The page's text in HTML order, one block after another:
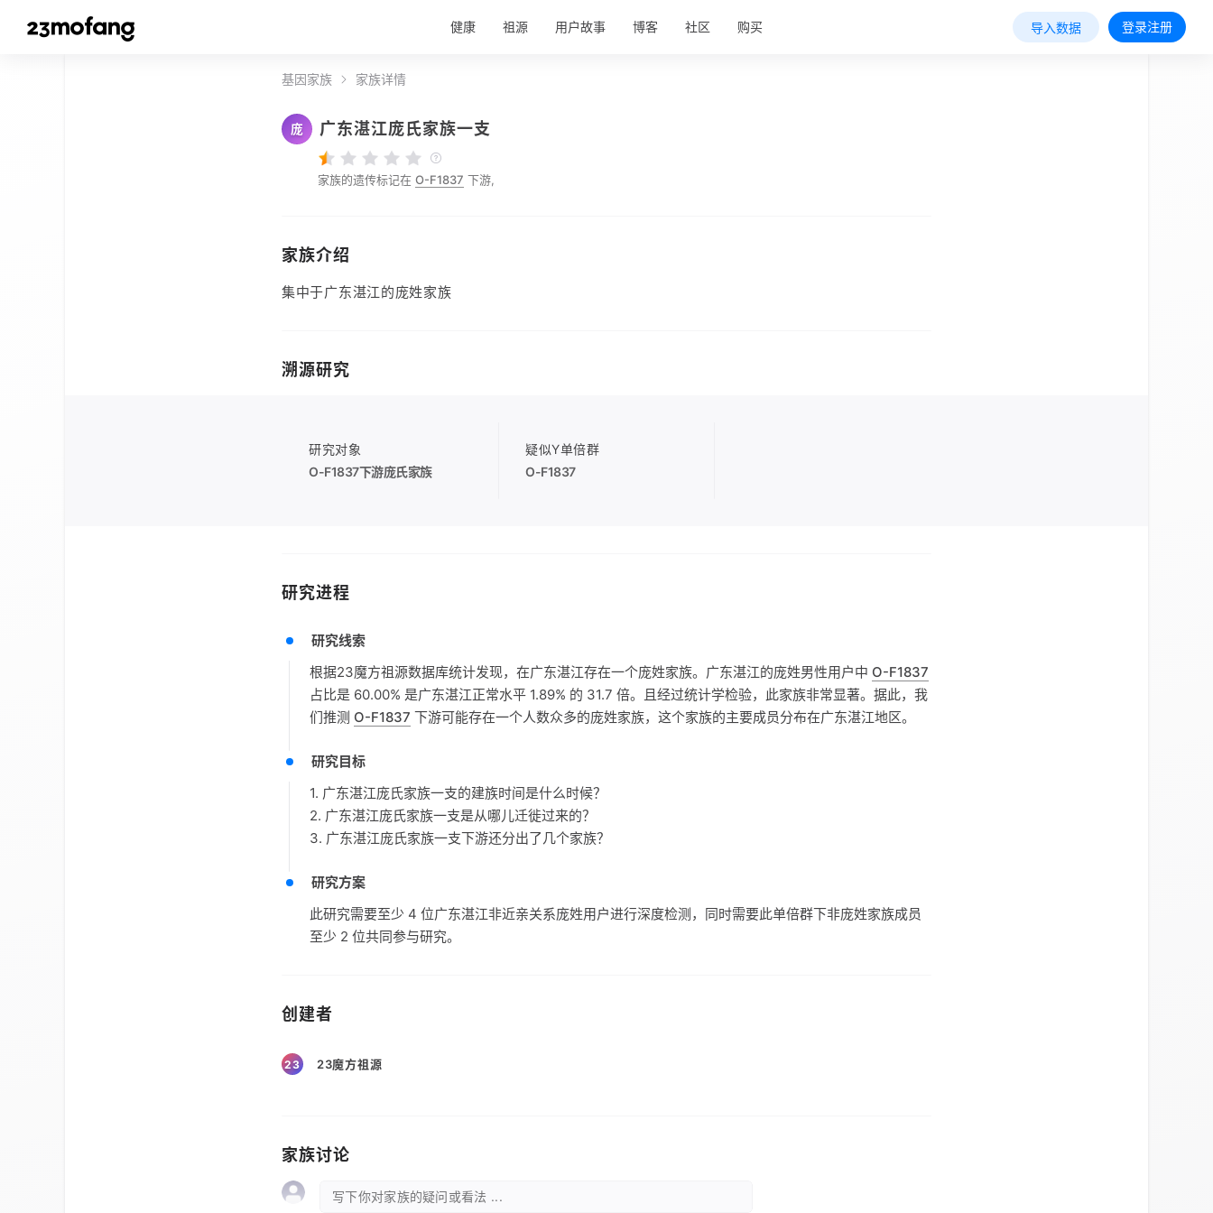
健康 祖源 用户故事 博客 社区 购买 导入数据 登录注册
基因家族 家族详情
庞 广东湛江庞氏家族一支
家族的遗传标记在 O-F1837 下游,
家族介绍
集中于广东湛江的庞姓家族
溯源研究
研究对象
O-F1837下游庞氏家族
疑似Y单倍群
O-F1837
研究进程
研究线索
根据23魔方祖源数据库统计发现，在广东湛江存在一个庞姓家族。广东湛江的庞姓男性用户中 O-F1837
占比是 60.00% 是广东湛江正常水平 1.89% 的 31.7 倍。且经过统计学检验，此家族非常显著。据此，我
们推测 O-F1837 下游可能存在一个人数众多的庞姓家族，这个家族的主要成员分布在广东湛江地区。
研究目标
1. 广东湛江庞氏家族一支的建族时间是什么时候？
2. 广东湛江庞氏家族一支是从哪儿迁徙过来的？
3. 广东湛江庞氏家族一支下游还分出了几个家族？
研究方案
此研究需要至少 4 位广东湛江非近亲关系庞姓用户进行深度检测，同时需要此单倍群下非庞姓家族成员
至少 2 位共同参与研究。
创建者
23 23魔方祖源
家族讨论
写下你对家族的疑问或看法 ...